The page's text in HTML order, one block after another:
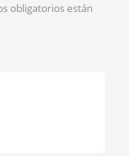
obligatorios están